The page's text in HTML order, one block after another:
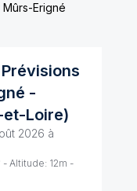
Erigné
-
Loire)
2026 à
- Altitude: 12m -